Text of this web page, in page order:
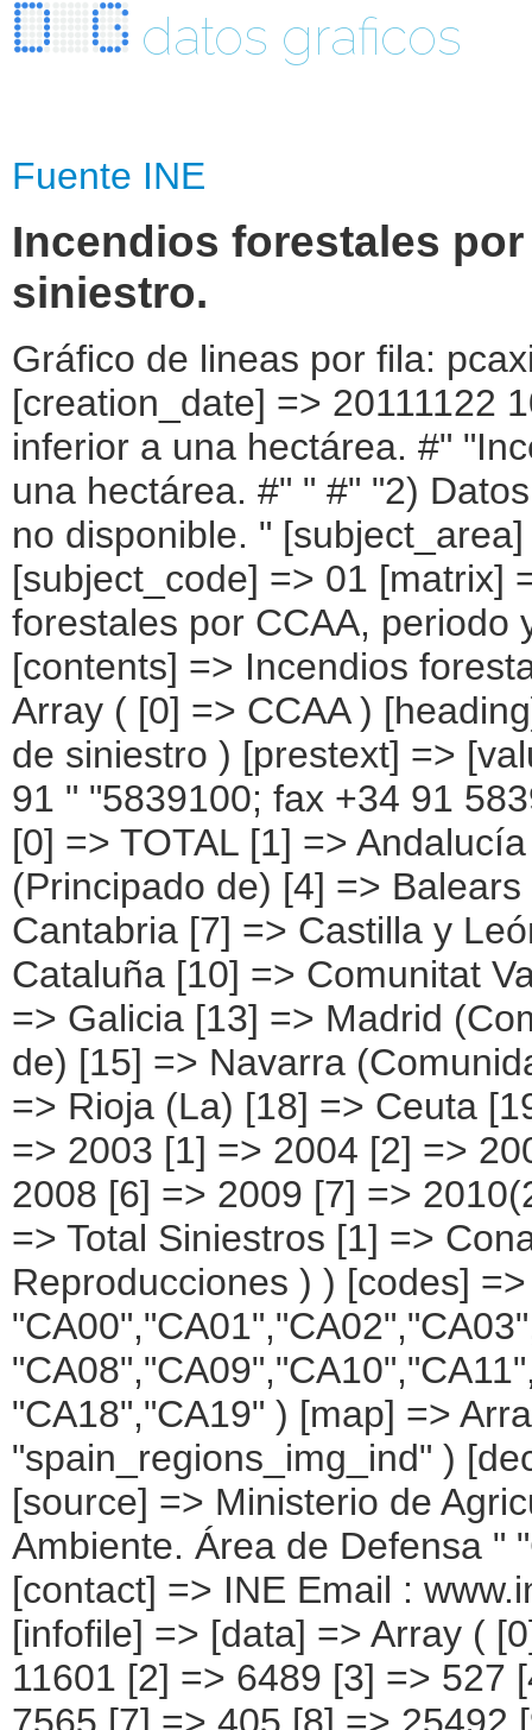
datos graficos
Fuente INE
Incendios forestales
siniestro.
Gráfico de lineas por fila: pcaxis Object ( [axis_version] => [creation_date] => 20111122 10:41 [note] => " Conatos: superficie inferior a una hectárea. #" "Incendios: superficie igual o superior a una hectárea. #" " #" "2) Datos provisionales. #" " #" "3) '..' : dato no disponible. " [subject_area] => Incendios forestales [subject_code] => 01 [matrix] => if01003 [title] => Incendios forestales por CCAA, periodo y tipo de siniestro. [description] => [contents] => Incendios forestales [units] => número [stub] => Array ( [0] => CCAA ) [heading] => Array ( [0] => periodo [1] => tipo de siniestro ) [prestext] => [values] => Array ( [: www.ine.es; tel +34 91 " "5839100; fax +34 91 5839158 "; VALUES("CCAA] => Array ( [0] => TOTAL [1] => Andalucía [2] => Aragón [3] => Asturias (Principado de) [4] => Balears (Illes) [5] => Canarias [6] => Cantabria [7] => Castilla y León [8] => Castilla-La Mancha [9] => Cataluña [10] => Comunitat Valenciana [11] => Extremadura [12] => Galicia [13] => Madrid (Comunidad de) [14] => Murcia (Región de) [15] => Navarra (Comunidad Foral de) [16] => País Vasco [17] => Rioja (La) [18] => Ceuta [19] => Melilla ) [periodo] => Array ( [0] => 2003 [1] => 2004 [2] => 2005 [3] => 2006 [4] => 2007 [5] => 2008 [6] => 2009 [7] => 2010(2) ) [tipo de siniestro] => Array ( [0] => Total Siniestros [1] => Conatos(1) [2] => Incendios(1) [3] => Reproducciones ) ) [codes] => Array ( [CCAA] => "CA00","CA01","CA02","CA03","CA04","CA05","CA06","CA07", "CA08","CA09","CA10","CA11","CA12","CA13","CA14","CA15","CA16","CA17", "CA18","CA19" ) [map] => Array ( [CCAA] => "spain_regions_img_ind" ) [decimals] => 0 [showdecimals] => [source] => Ministerio de Agricultura, Alimentación y Medio Ambiente. Área de Defensa " "Contra Incendios Forestales. [contact] => INE Email : www.ine.es/infoine [copyright] => YES [infofile] => [data] => Array ( [0] => Array ( [0] => 18617 [1] => 11601 [2] => 6489 [3] => 527 [4] => 21394 [5] => 13424 [6] => 7565 [7] => 405 [8] => 25492 [9] => 15876 [10] => 8831 [11] => 785 [12] => 16334 [13] => 10276 [14] => 5482 [15] => 576 [16] => 10932 [17] => 7397 [18] => 3378 [19] => 157 [20] => 11656 [21] => 7301 [22] => 4355 [23] => .. [24] => 15642 [25] => 9866 [26] => 5776 [27] => .. [28] => 11722 [29] => 7812 [30] => 3910 [31] => .. [32] => 1076